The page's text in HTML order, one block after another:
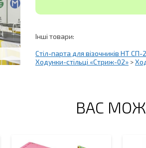
Інші товари:
Стіл-парта для візочників НТ СП-
Ходунки-стільці «Стриж-02» >
ВАС